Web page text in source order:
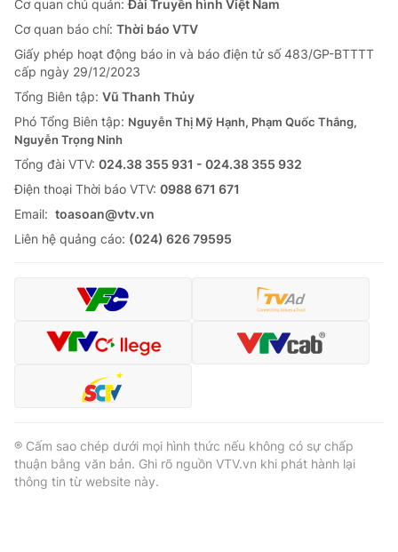
Cơ quan chủ quản:Đài Truyền hình Việt Nam
Cơ quan báo chí: Thời báo VTV
Giấy phép hoạt động báo in và báo điện tử số 483/GP-BTTTT
cấp ngày 29/12/2023
Tổng Biên tập: Vũ Thanh Thủy
Phó Tổng Biên tập: Nguyễn Thị Mỹ Hạnh, Phạm Quốc Thắng,
Nguyễn Trọng Ninh
Tổng đài VTV: 024.38 355 931 - 024.38 355 932
Ðiện thoại Thời báo VTV: 0988 671 671
Email: toasoan@vtv.vn
Liên hệ quảng cáo: (024) 626 79595
® Cấm sao chép dưới mọi hình thức nếu không có sự chấp
thuận bằng văn bản. Ghi rõ nguồn VTV.vn khi phát hành lại
thông tin từ website này.